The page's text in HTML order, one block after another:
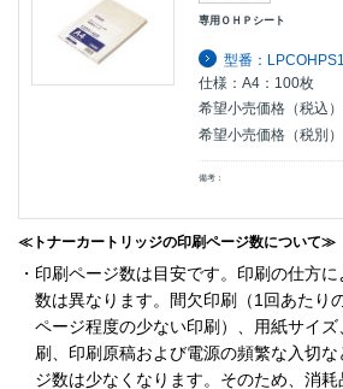
専用ＯＨＰシート
型番：LPCOHPS1
仕様：A4：100枚
希望小売価格（税込
希望小売価格（税別
備考：
≪トナーカートリッジの印刷ページ数について≫
・印刷ページ数は目安です。印刷の仕方
数は異なります。間欠印刷（1回あたり
ページ程度の少ない印刷）、用紙サイ
刷、印刷原稿および電源の頻繁な入切
ジ数は少なくなります。そのため、消